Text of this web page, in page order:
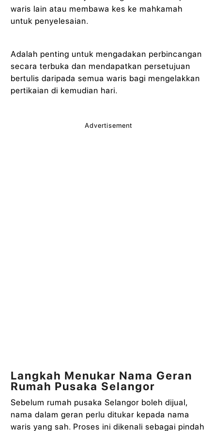
waris lain atau membawa kes ke mahkamah
untuk penyelesaian.
Adalah penting untuk mengadakan perbincangan
secara terbuka dan mendapatkan persetujuan
bertulis daripada semua waris bagi mengelakkan
pertikaian di kemudian hari.
Advertisement
Langkah Menukar Nama Geran
Rumah Pusaka Selangor
Sebelum rumah pusaka Selangor boleh dijual,
nama dalam geran perlu ditukar kepada nama
waris yang sah. Proses ini dikenali sebagai pindah